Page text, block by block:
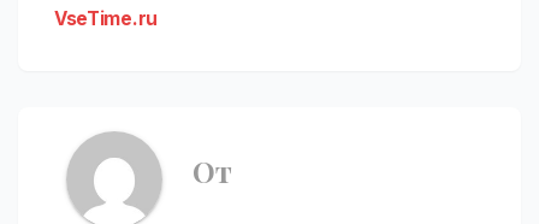
VseTime.ru
От